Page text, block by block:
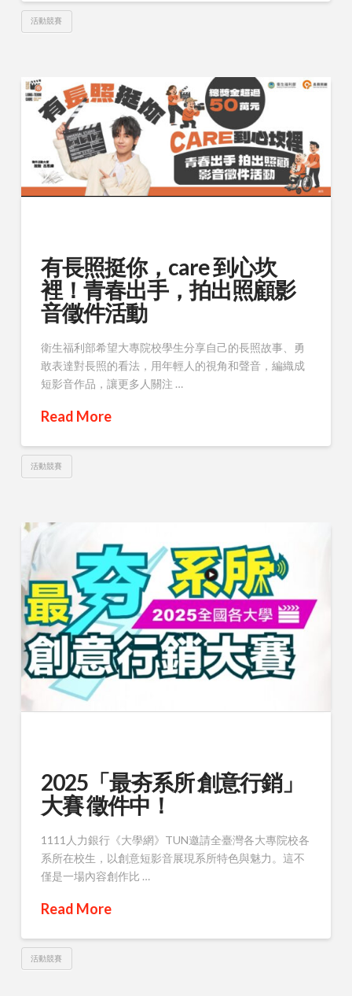
活動競賽
有長照挺你，care 到心坎
裡！青春出手，拍出照顧影
音徵件活動
衛生福利部希望大專院校學生分享自己的長照故事、勇
敢表達對長照的看法，用年輕人的視角和聲音，編織成
短影音作品，讓更多人關注 …
Read More
活動競賽
2025「最夯系所 創意行銷」
大賽 徵件中！
1111人力銀行《大學網》TUN邀請全臺灣各大專院校各
系所在校生，以創意短影音展現系所特色與魅力。這不
僅是一場內容創作比 …
Read More
活動競賽